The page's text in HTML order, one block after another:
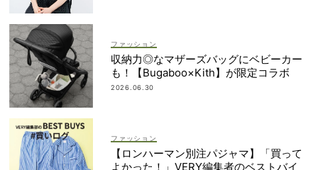
ファッション
収納力◎なマザーズバッグにベビーカー
も！【Bugaboo×Kith】が限定コラボ
2026.06.30
ファッション
【ロンハーマン別注パジャマ】「買って
よかった！」VERY編集者のベストバイ